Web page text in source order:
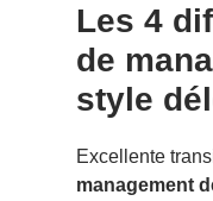
Les 4
de
style
Excellente
management